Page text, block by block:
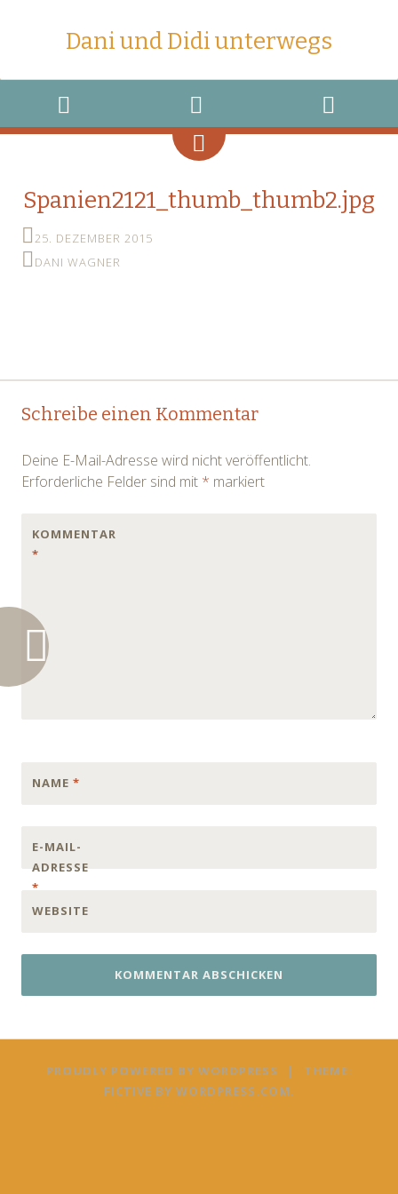
Dani und Didi unterwegs
MENU
WIDGETS
SEARCH
Spanien2121_thumb_thumb2.jpg
25. DEZEMBER 2015
DANI WAGNER
Post
Schreibe einen Kommentar
Deine E-Mail-Adresse wird nicht veröffentlicht.
Erforderliche Felder sind mit * markiert
KOMMENTAR
*
NAME *
E-MAIL-
ADRESSE
*
WEBSITE
PROUDLY POWERED BY WORDPRESS |
THEME:
FICTIVE BY WORDPRESS.COM.